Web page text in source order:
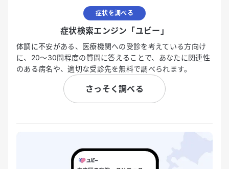
症状を調べる
症状検索エンジン「ユビー」
体調に不安がある、医療機関への受診を考えている方向け
に、20〜30問程度の質問に答えることで、あなたに関連性
のある病名や、適切な受診先を無料で調べられます。
さっそく調べる